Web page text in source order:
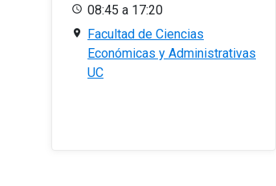
08:45 a 17:20
Facultad de Ciencias
Económicas y Administrativas
UC